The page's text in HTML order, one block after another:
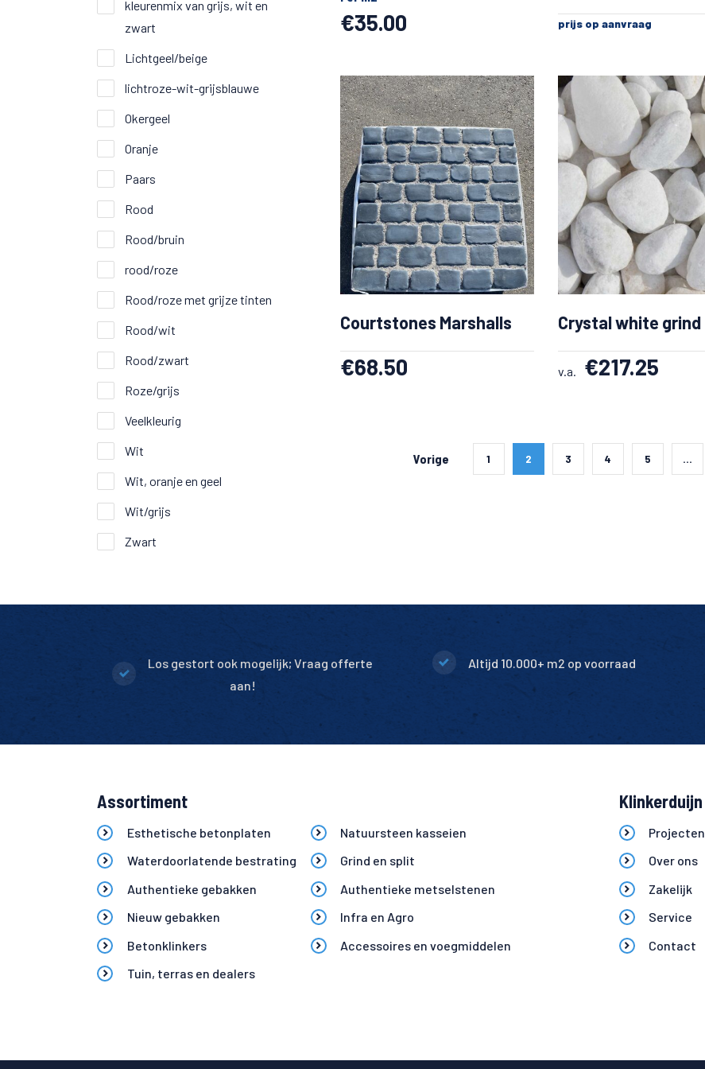
kleurenmix van grijs, wit en
zwart
Lichtgeel/beige
lichtroze-wit-grijsblauwe
Okergeel
Oranje
Paars
Rood
Rood/bruin
rood/roze
Rood/roze met grijze tinten
Rood/wit
Rood/zwart
Roze/grijs
Veelkleurig
Wit
Wit, oranje en geel
Wit/grijs
Zwart
€35.00 prijs op aanvraag
Courtstones Marshalls
€68.50
Crystal white grind
v.a. €217.25
Vorige 1 2 3 4 5 …
Los gestort ook mogelijk; Vraag offerte
aan!
Altijd 10.000+ m2 op voorraad
Assortiment
Esthetische betonplaten
Waterdoorlatende bestrating
Authentieke gebakken
Nieuw gebakken
Betonklinkers
Tuin, terras en dealers
Natuursteen kasseien
Grind en split
Authentieke metselstenen
Infra en Agro
Accessoires en voegmiddelen
Klinkerduijn
Projecten
Over ons
Zakelijk
Service
Contact